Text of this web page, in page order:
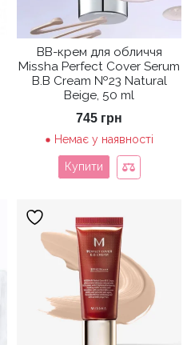
ВВ-крем для обличчя
Missha Perfect Cover Serum
B.B Cream №23 Natural
Beige, 50 ml
745 грн
Немає у наявності
Купити